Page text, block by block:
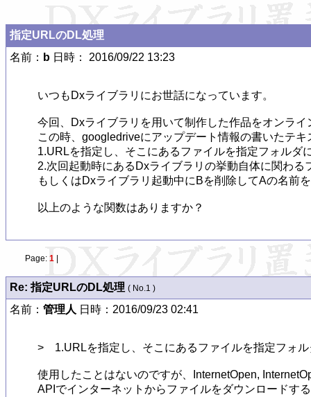
指定URLのDL処理
名前： b 日時： 2016/09/22 13:23
いつもDxライブラリにお世話になっています。
今回、Dxライブラリを用いて制作した作品をオンラ
この時、googledriveにアップデート情報の書いたテ
1.URLを指定し、そこにあるファイルを指定フォルダ
2.次回起動時にあるDxライブラリの挙動自体に関わ
もしくはDxライブラリ起動中にBを削除してAの名前
以上のような関数はありますか？
Page: 1|
Re: 指定URLのDL処理 ( No.1 )
名前： 管理人 日時：2016/09/23 02:41
>　1.URLを指定し、そこにあるファイルを指定フォ
使用したことはないのですが、InternetOpen,
APIでインターネットからファイルをダウンロードす